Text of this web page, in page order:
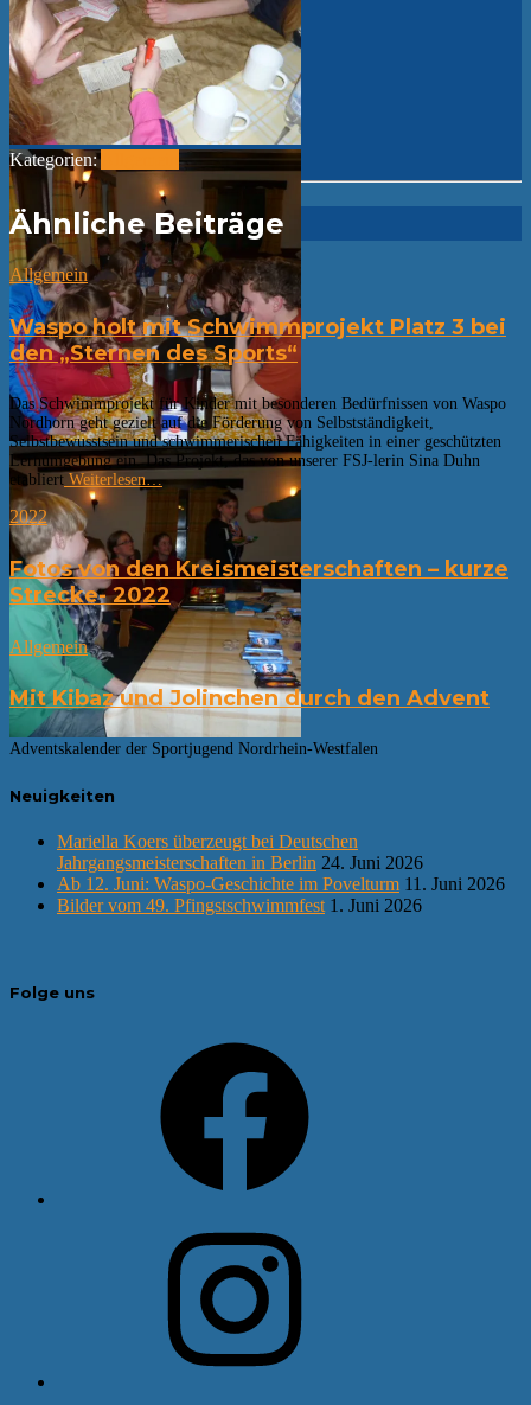
Kategorien:
Ähnliche Beiträge
Allgemein
Waspo holt mit Schwimmprojekt Platz 3 bei
den „Sternen des Sports“
Das Schwimmprojekt für Kinder mit besonderen Bedürfnissen von Waspo
Nordhorn geht gezielt auf die Förderung von Selbstständigkeit,
Selbstbewusstsein und schwimmerischen Fähigkeiten in einer geschützten
Lernumgebung ein. Das Projekt, das von unserer FSJ-lerin Sina Duhn
etabliert Weiterlesen…
2022
Fotos von den Kreismeisterschaften – kurze
Strecke- 2022
Allgemein
Mit Kibaz und Jolinchen durch den Advent
Adventskalender der Sportjugend Nordrhein-Westfalen
Neuigkeiten
Mariella Koers überzeugt bei Deutschen
Jahrgangsmeisterschaften in Berlin 24. Juni 2026
Ab 12. Juni: Waspo-Geschichte im Povelturm 11. Juni 2026
Bilder vom 49. Pfingstschwimmfest 1. Juni 2026
Folge uns